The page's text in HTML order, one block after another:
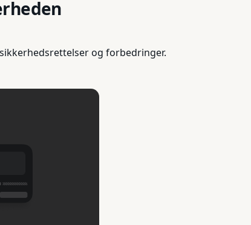
og forbedringer.